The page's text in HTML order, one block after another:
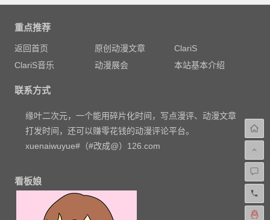
重点推荐
返回首页 原创动漫文章
ClariS
ClariS音乐
动漫展会 本站基本介绍
联系方式
缘叶二次元，一个能用碎片化时间，写点漫评、动漫文章
打发时间，还可以赚零花钱的动漫评论平台。
xuenaiwuyue#（#改成@）126.com
看板娘